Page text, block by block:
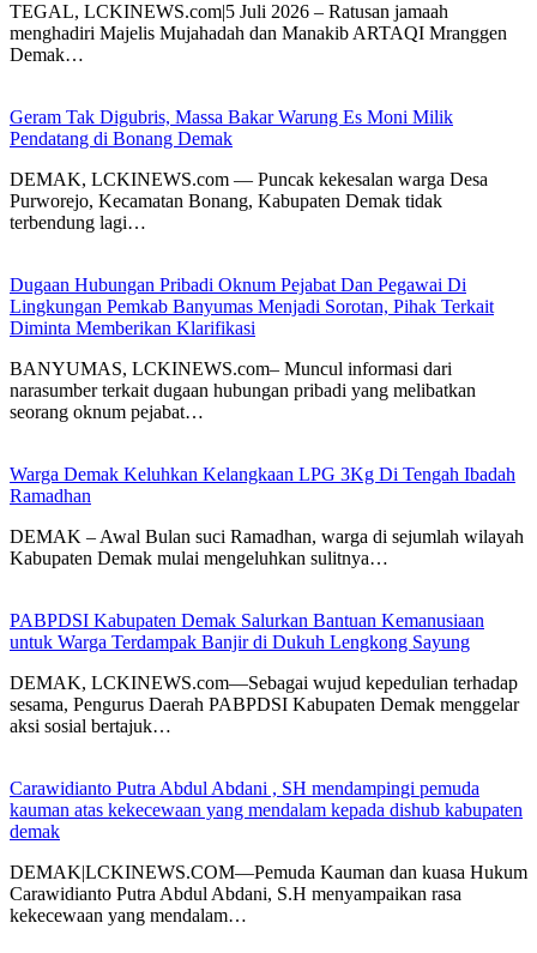
TEGAL, LCKINEWS.com|5 Juli 2026 – Ratusan jamaah
menghadiri Majelis Mujahadah dan Manakib ARTAQI Mranggen
Demak…
Geram Tak Digubris, Massa Bakar Warung Es Moni Milik
Pendatang di Bonang Demak
DEMAK, LCKINEWS.com — Puncak kekesalan warga Desa
Purworejo, Kecamatan Bonang, Kabupaten Demak tidak
terbendung lagi…
Dugaan Hubungan Pribadi Oknum Pejabat Dan Pegawai Di
Lingkungan Pemkab Banyumas Menjadi Sorotan, Pihak Terkait
Diminta Memberikan Klarifikasi
BANYUMAS, LCKINEWS.com– Muncul informasi dari
narasumber terkait dugaan hubungan pribadi yang melibatkan
seorang oknum pejabat…
Warga Demak Keluhkan Kelangkaan LPG 3Kg Di Tengah Ibadah
Ramadhan
DEMAK – Awal Bulan suci Ramadhan, warga di sejumlah wilayah
Kabupaten Demak mulai mengeluhkan sulitnya…
PABPDSI Kabupaten Demak Salurkan Bantuan Kemanusiaan
untuk Warga Terdampak Banjir di Dukuh Lengkong Sayung
DEMAK, LCKINEWS.com—Sebagai wujud kepedulian terhadap
sesama, Pengurus Daerah PABPDSI Kabupaten Demak menggelar
aksi sosial bertajuk…
Carawidianto Putra Abdul Abdani , SH mendampingi pemuda
kauman atas kekecewaan yang mendalam kepada dishub kabupaten
demak
DEMAK|LCKINEWS.COM—Pemuda Kauman dan kuasa Hukum
Carawidianto Putra Abdul Abdani, S.H menyampaikan rasa
kekecewaan yang mendalam…